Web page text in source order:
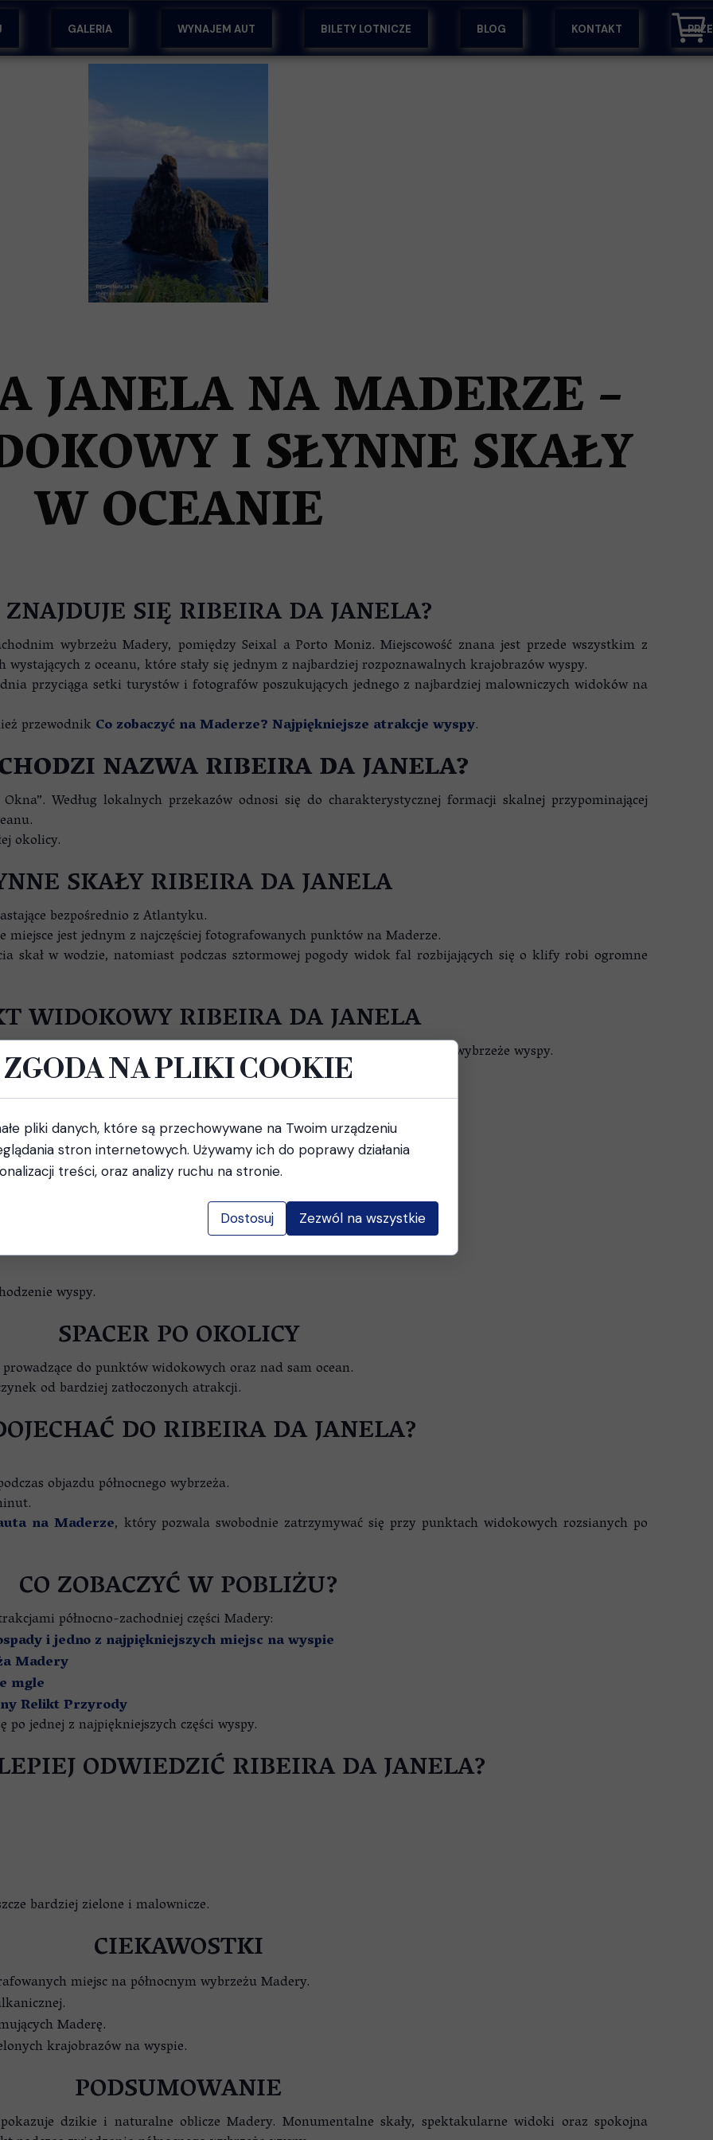
GALERIA WYNAJEM AUT BILETY LOTNICZE BLOG KONTAKT
JANELA NA MADERZE –
I SŁYNNE SKAŁY
W OCEANIE
SIĘ RIBEIRA DA JANELA?
wybrzeżu Madery, pomiędzy Seixal a Porto Moniz. Miejscowość znana jest przede wszystkim z
z oceanu, które stały się jednym z najbardziej rozpoznawalnych krajobrazów wyspy.
przyciąga setki turystów i fotografów poszukujących jednego z najbardziej malowniczych widoków na
przewodnikCo zobaczyć na Maderze? Najpiękniejsze atrakcje wyspy.
NAZWA RIBEIRA DA JANELA?
Okna”. Według lokalnych przekazów odnosi się do charakterystycznej formacji skalnej przypominającej
okolicy.
SKAŁY RIBEIRA DA JANELA
bezpośrednio z Atlantyku.
miejsce jest jednym z najczęściej fotografowanych punktów na Maderze.
skał w wodzie, natomiast podczas sztormowej pogody widok fal rozbijających się o klify robi ogromne
WIDOKOWY RIBEIRA DA JANELA
z którego rozciąga się panorama na ocean, skały oraz północne wybrzeże wyspy.
wschodów i zachodów słońca.
podróży między Seixal a Porto Moniz.
DA JANELA I PÓŁNOCNE WYBRZEŻE
wysokimi klifami oraz niezwykle zielonym krajobrazem.
wyspy.
SPACER PO OKOLICY
do punktów widokowych oraz nad sam ocean.
od bardziej zatłoczonych atrakcji.
DO RIBEIRA DA JANELA?
objazdu północnego wybrzeża.
na Maderze, który pozwala swobodnie zatrzymywać się przy punktach widokowych rozsianych po
CO ZOBACZYĆ W POBLIŻU?
północno-zachodniej części Madery:
i jedno z najpiękniejszych miejsc na wyspie
Madery
mgle
Relikt Przyrody
jednej z najpiękniejszych części wyspy.
ODWIEDZIĆ RIBEIRA DA JANELA?
bardziej zielone i malownicze.
CIEKAWOSTKI
miejsc na północnym wybrzeżu Madery.
Maderę.
krajobrazów na wyspie.
PODSUMOWANIE
dzikie i naturalne oblicze Madery. Monumentalne skały, spektakularne widoki oraz spokojna
ZGODA NA PLIKI COOKIE
pliki danych, które są przechowywane na Twoim urządzeniu
stron internetowych. Używamy ich do poprawy działania
treści, oraz analizy ruchu na stronie.
Dostosuj Zezwól na wszystkie